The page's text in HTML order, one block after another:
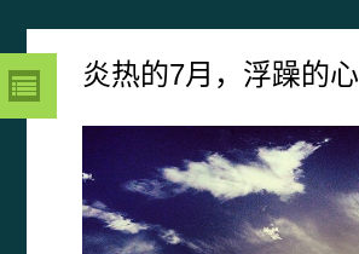
炎热的7月，浮躁的心